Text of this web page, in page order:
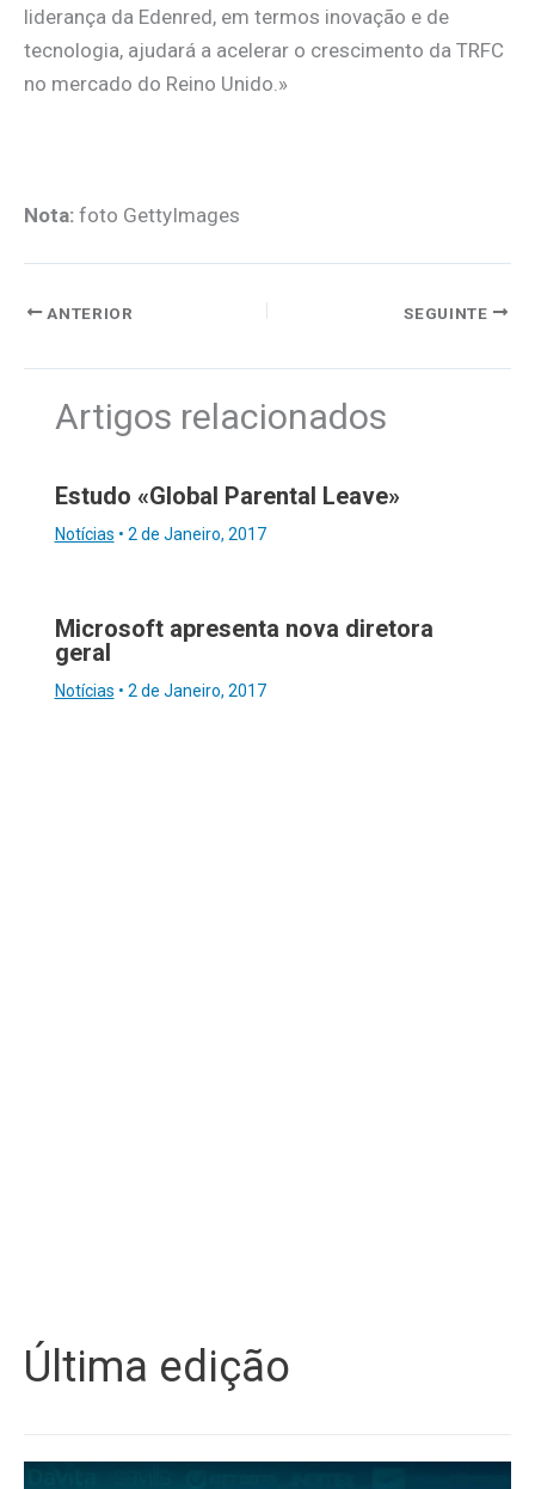
liderança da Edenred, em termos inovação e de
tecnologia, ajudará a acelerar o crescimento da TRFC
no mercado do Reino Unido.»
Nota: foto GettyImages
ANTERIOR SEGUINTE
Artigos relacionados
Estudo «Global Parental Leave»
Notícias • 2 de Janeiro, 2017
Microsoft apresenta nova diretora
geral
Notícias • 2 de Janeiro, 2017
Última edição